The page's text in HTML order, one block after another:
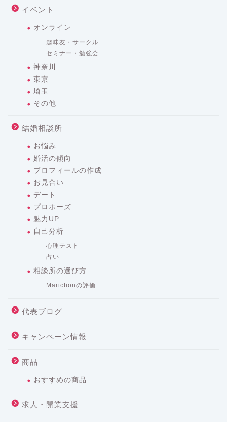
イベント
オンライン
趣味友・サークル
セミナー・勉強会
神奈川
東京
埼玉
その他
結婚相談所
お悩み
婚活の傾向
プロフィールの作成
お見合い
デート
プロポーズ
魅力UP
自己分析
心理テスト
占い
相談所の選び方
Marictionの評価
代表ブログ
キャンペーン情報
商品
おすすめの商品
求人・開業支援